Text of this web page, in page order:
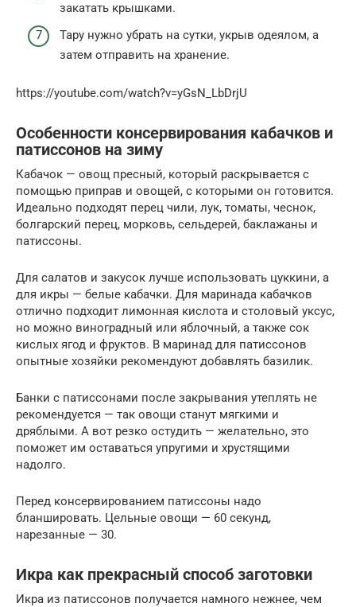
закатать крышками.
Тару нужно убрать на сутки, укрыв одеялом, а
затем отправить на хранение.
https://youtube.com/watch?v=yGsN_LbDrjU
Особенности консервирования кабачков и
патиссонов на зиму
Кабачок — овощ пресный, который раскрывается с
помощью приправ и овощей, с которыми он готовится.
Идеально подходят перец чили, лук, томаты, чеснок,
болгарский перец, морковь, сельдерей, баклажаны и
патиссоны.
Для салатов и закусок лучше использовать цуккини, а
для икры — белые кабачки. Для маринада кабачков
отлично подходит лимонная кислота и столовый уксус,
но можно виноградный или яблочный, а также сок
кислых ягод и фруктов. В маринад для патиссонов
опытные хозяйки рекомендуют добавлять базилик.
Банки с патиссонами после закрывания утеплять не
рекомендуется — так овощи станут мягкими и
дряблыми. А вот резко остудить — желательно, это
поможет им оставаться упругими и хрустящими
надолго.
Перед консервированием патиссоны надо
бланшировать. Цельные овощи — 60 секунд,
нарезанные — 30.
Икра как прекрасный способ заготовки
Икра из патиссонов получается намного нежнее, чем